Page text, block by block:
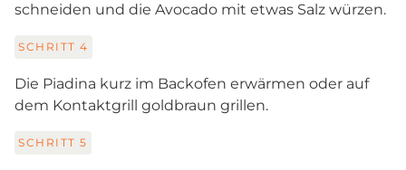
schneiden und die Avocado mit etwas Salz würzen.
SCHRITT 4
Die Piadina kurz im Backofen erwärmen oder auf
dem Kontaktgrill goldbraun grillen.
SCHRITT 5